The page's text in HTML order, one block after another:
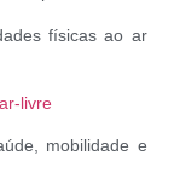
físicas ao ar
livre
mobilidade e